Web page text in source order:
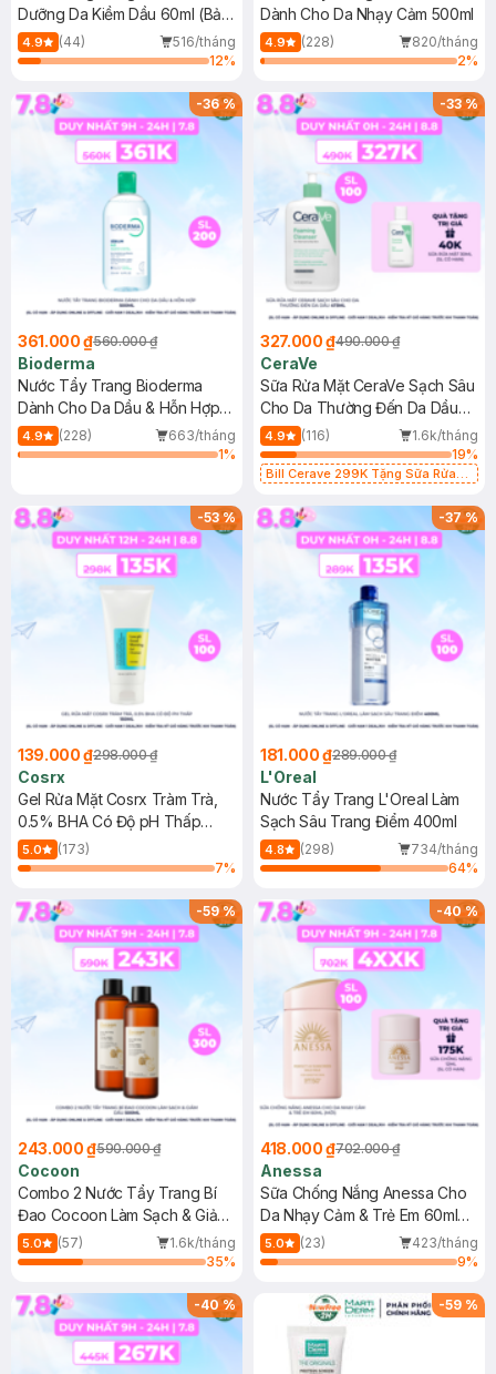
Dưỡng Da Kiềm Dầu 60ml (Bản
Mới)
4.9 (44)
516/tháng
12%
Dành Cho Da Nhạy Cảm 500ml
4.9 (228)
820/tháng
2%
-36%
361.000 ₫560.000 ₫
Bioderma
Nước Tẩy Trang Bioderma
Dành Cho Da Dầu & Hỗn Hợp
500ml
4.9 (228)
663/tháng
1%
-33%
327.000 ₫490.000 ₫
CeraVe
Sữa Rửa Mặt CeraVe Sạch Sâu
Cho Da Thường Đến Da Dầu
473ml
4.9 (116)
1.6k/tháng
19%
Bill Cerave 299K Tặng Sữa Rửa
-53%
139.000 ₫298.000 ₫
Cosrx
Gel Rửa Mặt Cosrx Tràm Trà,
0.5% BHA Có Độ pH Thấp
150ml
5.0
(173)
7%
-37%
181.000 ₫289.000 ₫
L'Oreal
Nước Tẩy Trang L'Oreal Làm
Sạch Sâu Trang Điểm 400ml
4.8 (298)
734/tháng
64%
-59%
243.000 ₫590.000 ₫
Cocoon
Combo 2 Nước Tẩy Trang Bí
Đao Cocoon Làm Sạch & Giảm
Dầu 500ml
5.0 (57)
1.6k/tháng
35%
-40%
418.000 ₫702.000 ₫
Anessa
Sữa Chống Nắng Anessa Cho
Da Nhạy Cảm & Trẻ Em 60ml
(Mới)
5.0 (23)
423/tháng
9%
-40% -59 %